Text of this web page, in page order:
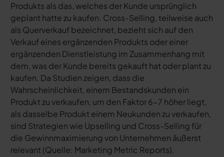
Produkts als das, welches der Kunde ursprünglich
geplant hatte zu kaufen. Cross-Selling, teilweise auch
als Querverkauf bezeichnet, bezieht sich auf den
Verkauf eines ergänzenden Produkts oder einer
ergänzenden Dienstleistung im Zusammenhang mit
dem, was der Kunde bereits gekauft hat oder plant zu
kaufen. Da Studien zeigen, dass die
Wahrscheinlichkeit, einem Bestandskunden ein
Produkt zu verkaufen, um den Faktor 6-7 höher liegt,
als dasselbe Produkt einem Neukunden zu verkaufen,
sind Strategien wie Upselling und Cross-Selling für
die Gewinnmaximierung von Unternehmen äußerst
relevant (Quelle: Marketing Metric Reports).